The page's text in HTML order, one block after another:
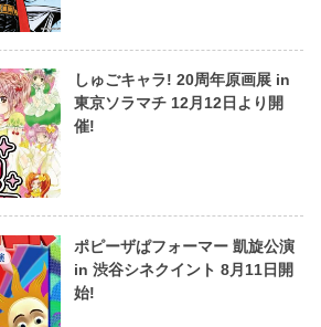
しゅごキャラ! 20周年原画展 in
東京ソラマチ 12月12日より開
催!
ポピーザぱフォーマー 凱旋公演
in 渋谷シネクイント 8月11日開
始!